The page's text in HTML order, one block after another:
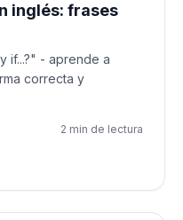
inglés: frases
if...?" - aprende a
correcta y
2 min de lectura